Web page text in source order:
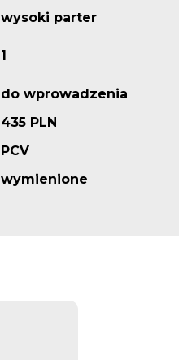
wysoki parter
1
do wprowadzenia
435 PLN
PCV
wymienione